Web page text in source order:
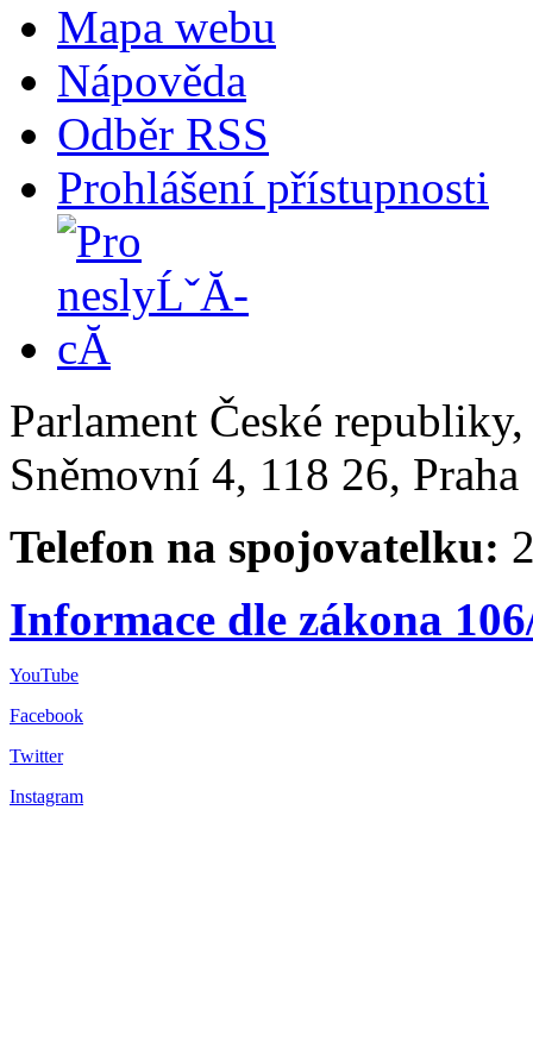
Mapa webu
Nápověda
Odběr RSS
Prohlášení přístupnosti
Parlament České
Sněmovní 4, 118 26,
Telefon na spojovatelku:
Informace dle zákona
YouTube
Facebook
Twitter
Instagram